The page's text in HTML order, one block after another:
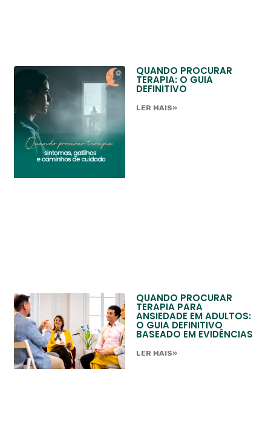
QUANDO PROCURAR
TERAPIA: O GUIA
DEFINITIVO
LER MAIS»
QUANDO PROCURAR
TERAPIA PARA
ANSIEDADE EM ADULTOS:
O GUIA DEFINITIVO
BASEADO EM EVIDÊNCIAS
LER MAIS»